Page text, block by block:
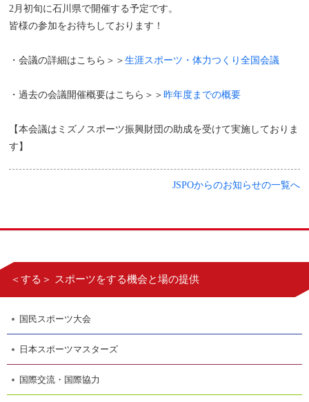
2月初旬に石川県で開催する予定です。
皆様の参加をお待ちしております！
・会議の詳細はこちら＞＞生涯スポーツ・体力つくり全国会議
・過去の会議開催概要はこちら＞＞ 昨年度までの概要
【本会議はミズノスポーツ振興財団の助成を受けて実施しておりま
す】
JSPOからのお知らせの一覧へ
＜する＞ スポーツをする機会と場の提供
国民スポーツ大会
日本スポーツマスターズ
国際交流・国際協力